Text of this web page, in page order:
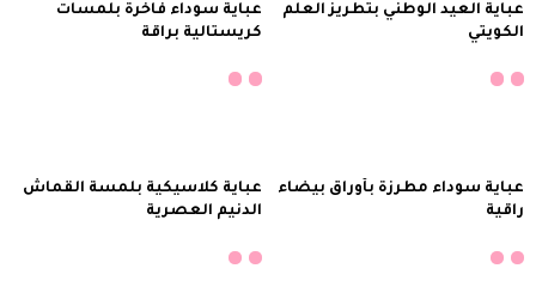
عباية العيد الوطني بتطريز العلم
الكويتي
عباية سوداء فاخرة بلمسات
كريستالية براقة
عباية سوداء مطرزة بأوراق بيضاء
راقية
عباية كلاسيكية بلمسة القماش
الدنيم العصرية